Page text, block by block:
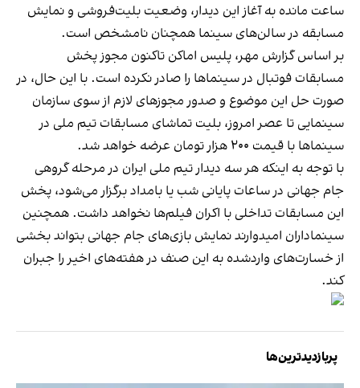
ساعت مانده به آغاز این دیدار، وضعیت بلیت‌فروشی و نمایش
مسابقه در سالن‌های سینما همچنان نامشخص است.
بر اساس گزارش مهر، پلیس اماکن تاکنون مجوز پخش
مسابقات فوتبال در سینماها را صادر نکرده است. با این حال، در
صورت حل این موضوع و صدور مجوزهای لازم از سوی سازمان
سینمایی تا عصر امروز، بلیت تماشای مسابقات تیم ملی در
سینماها با قیمت ۲۰۰ هزار تومان عرضه خواهد شد.
با توجه به اینکه هر سه دیدار تیم ملی ایران در مرحله گروهی
جام جهانی در ساعات پایانی شب یا بامداد برگزار می‌شود، پخش
این مسابقات تداخلی با اکران فیلم‌ها نخواهد داشت. همچنین
سینماداران امیدوارند نمایش بازی‌های جام جهانی بتواند بخشی
از خسارت‌های واردشده به این صنف در هفته‌های اخیر را جبران
کند.
پربازدیدترین‌ها